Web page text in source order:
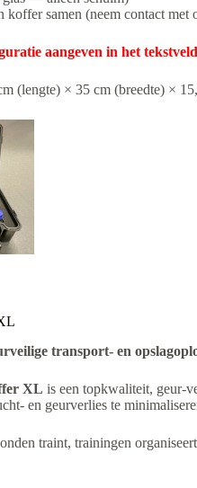
koffer samen (neem contact met
aangeven in het
(lengte) × 35 cm (breedte) ×
transport- en
XL is een topkwaliteit, geur-
en geurverlies te
traint, trainingen